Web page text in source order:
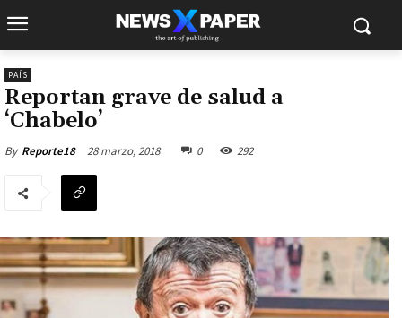
PAÍS
Reportan grave de salud a
‘Chabelo’
By Reporte18 28 marzo, 2018 0 292